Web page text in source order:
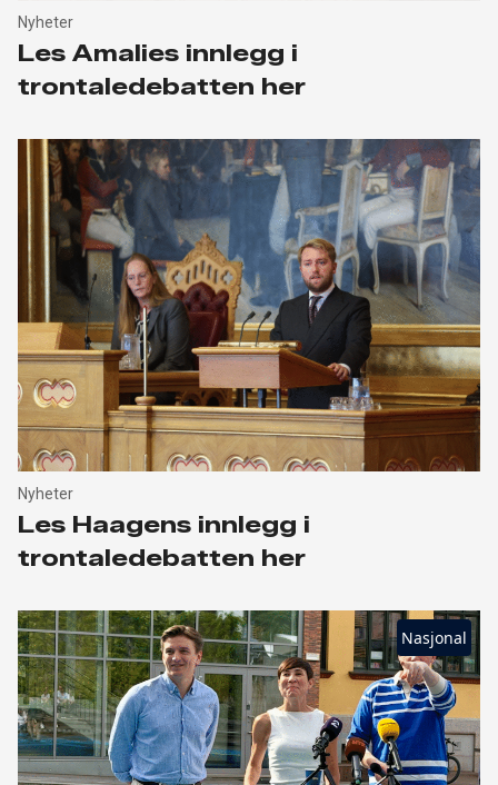
Nyheter
Les Amalies innlegg i
trontaledebatten her
Nyheter
Les Haagens innlegg i
trontaledebatten her
Nasjonal